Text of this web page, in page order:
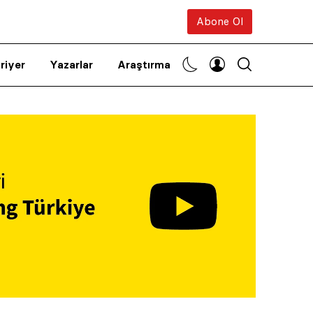
Abone Ol
Yazarlar Araştırma